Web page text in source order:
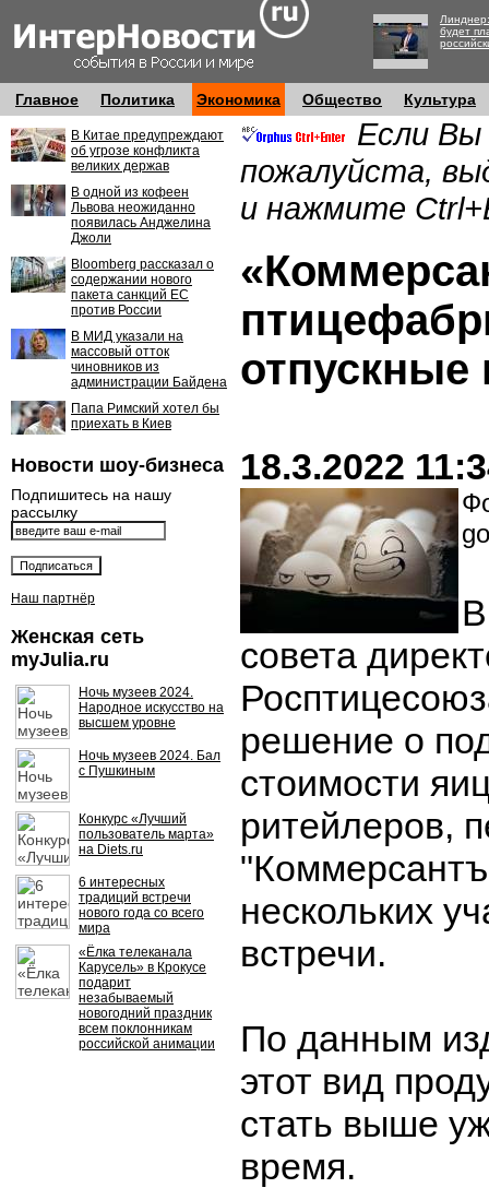
будет
Главное Политика Экономика Общество Культура
В Китае предупреждают
об угрозе конфликта
великих держав
В одной из кофеен
Львова неожиданно
появилась Анджелина
Джоли
Bloomberg рассказал о
содержании нового
пакета санкций ЕС
против России
В МИД указали на
массовый отток
чиновников из
администрации Байдена
Папа Римский хотел бы
приехать в Киев
Новости шоу-бизнеса
Подпишитесь на нашу
рассылку
Наш партнёр
Женская сеть
myJulia.ru
Ночь музеев 2024.
Народное искусство на
высшем уровне
Ночь музеев 2024. Бал
с Пушкиным
Конкурс «Лучший
пользователь марта»
на Diets.ru
6 интересных
традиций встречи
нового года со всего
мира
«Ёлка телеканала
Карусель» в Крокусе
подарит
незабываемый
новогодний праздник
всем поклонникам
российской анимации
Если Вы
пожалуйста,
и нажмите
18.3.2022
совета
решение о
стоимости
ритейлеров,
нескольких
встречи.
По данным
этот вид
стать выше
время.